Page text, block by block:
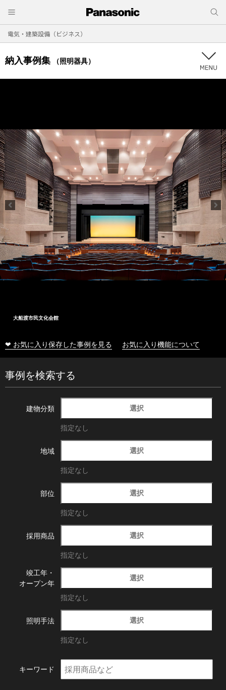
電気・建築設備（ビジネス）
納入事例集 （照明器具）
大船渡市民文化会館
❤ お気に入り保存した事例を見る お気に入り機能について
事例を検索する
建物分類 選択
指定なし
地域 選択
指定なし
部位 選択
指定なし
採用商品 選択
指定なし
竣工年・
オープン年
選択
指定なし
照明手法 選択
指定なし
キーワード